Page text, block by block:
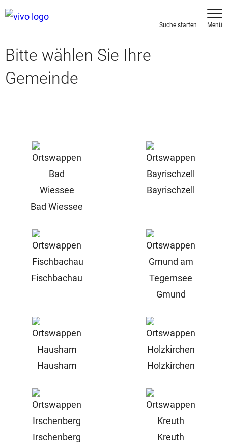
Bitte wählen Sie Ihre
Gemeinde
Bad Wiessee
Bayrischzell
Fischbachau
Gmund
Hausham Holzkirchen
Irschenberg Kreuth